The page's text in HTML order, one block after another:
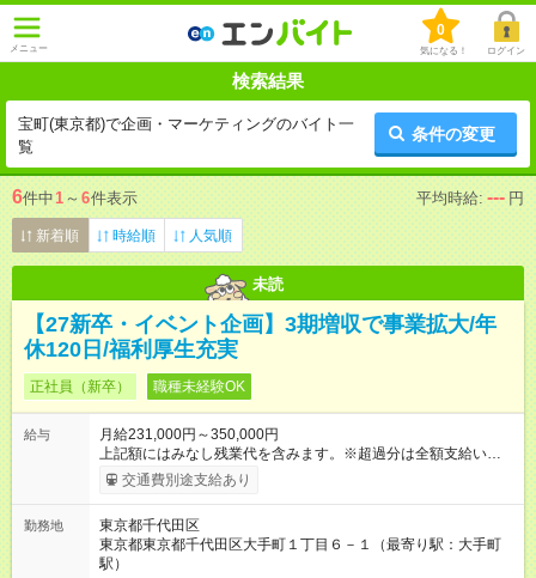
メニュー
0
気になる！ ログイン
検索結果
宝町(東京都)で企画・マーケティングのバイト一
覧
条件の変更
6件中1 ～ 6件表示 平均時給: --- 円
新着順 時給順 人気順
未読
【27新卒・イベント企画】3期増収で事業拡大/年
休120日/福利厚生充実
正社員（新卒） 職種未経験OK
給与
月給231,000円～350,000円
上記額にはみなし残業代を含みます。※超過分は全額支給いたし
ます。 みなし残業代 24,000円 ～ 37,000円／月 みなし残業時
間 15時間／月 【給与】 月給： 大卒・院卒 ：243，000
（固定残業代 24，000円） 賞与：年２回 （業績連動型） 昇
給：年２回（3月、9月) 試用期間：6ヶ月 ※上記額にはみなし残
業代（月15時間分）が含まれた 金額になります。超過分は追加
交通費別途支給あり
勤務地
東京都千代田区
東京都東京都千代田区大手町１丁目６－１（最寄り駅：大手町
駅）